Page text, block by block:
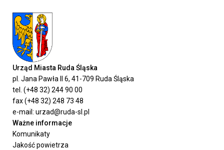
Urząd Miasta Ruda Śląska
pl. Jana Pawła II 6, 41-709 Ruda Śląska
tel. (+48 32) 244 90 00
fax (+48 32) 248 73 48
e-mail: urzad@ruda-sl.pl
Ważne informacje
Komunikaty
Jakość powietrza